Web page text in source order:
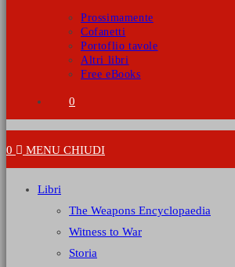
Prossimamente
Cofanetti
Portoflio tavole
Altri libri
Free eBooks
0
0 MENU CHIUDI
Libri
The Weapons Encyclopaedia
Witness to War
Storia